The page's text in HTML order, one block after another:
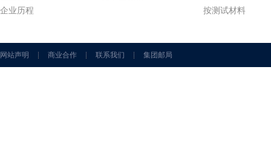
企业历程
按测试材料
网站声明 商业合作 联系我们 集团邮局